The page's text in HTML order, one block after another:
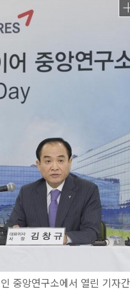
중앙연구소에서 열린 기자